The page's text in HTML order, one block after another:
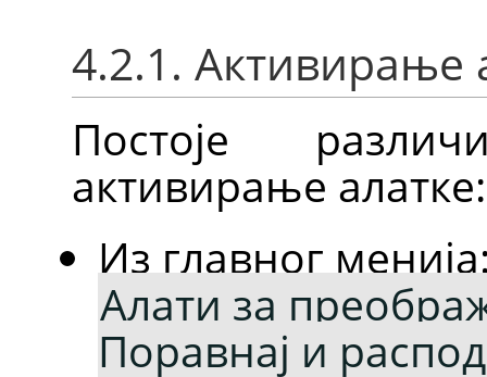
4.2.1. Активирање
Постоје
активирање алатке:
Из главног
Алати за
Поравнај и